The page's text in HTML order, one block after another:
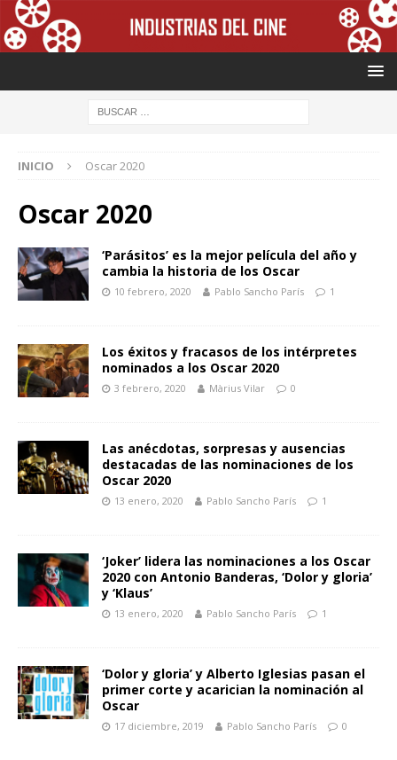
INICIO Oscar 2020
Oscar 2020
‘Parásitos’ es la mejor película del año y
cambia la historia de los Oscar
10 febrero, 2020 Pablo Sancho París 1
Los éxitos y fracasos de los intérpretes
nominados a los Oscar 2020
3 febrero, 2020 Màrius Vilar 0
Las anécdotas, sorpresas y ausencias
destacadas de las nominaciones de los
Oscar 2020
13 enero, 2020 Pablo Sancho París 1
‘Joker’ lidera las nominaciones a los Oscar
2020 con Antonio Banderas, ‘Dolor y gloria’
y ‘Klaus’
13 enero, 2020 Pablo Sancho París 1
‘Dolor y gloria’ y Alberto Iglesias pasan el
primer corte y acarician la nominación al
Oscar
17 diciembre, 2019 Pablo Sancho París 0